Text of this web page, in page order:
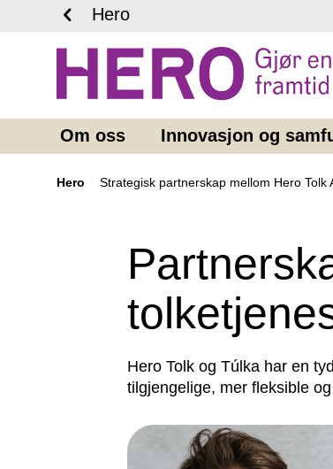
Hero
Om oss Innovasjon og
Hero Strategisk partnerskap mellom Hero Tolk
Hero Tolk og Túlka har en
tilgjengelige, mer fleksible